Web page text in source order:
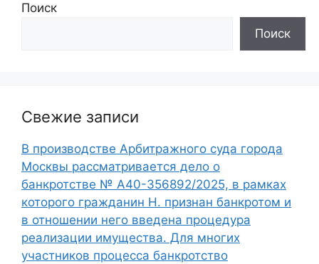
Поиск
Поиск
Свежие записи
В производстве Арбитражного суда города
Москвы рассматривается дело о
банкротстве № А40-356892/2025, в рамках
которого гражданин Н. признан банкротом и
в отношении него введена процедура
реализации имущества. Для многих
участников процесса банкротство